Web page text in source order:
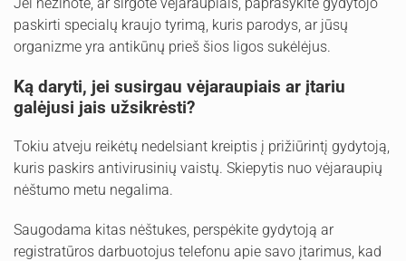
paskirti specialų kraujo tyrimą, kuris parodys, ar jūsų
organizme yra antikūnų prieš šios ligos sukėlėjus.
Ką daryti, jei susirgau vėjaraupiais ar įtariu
galėjusi jais užsikrėsti?
Tokiu atveju reikėtų nedelsiant kreiptis į prižiūrintį gydytoją,
kuris paskirs antivirusinių vaistų. Skiepytis nuo vėjaraupių
nėštumo metu negalima.
Saugodama kitas nėštukes, perspėkite gydytoją ar
registratūros darbuotojus telefonu apie savo įtarimus, kad